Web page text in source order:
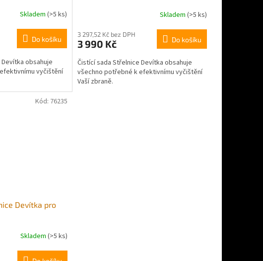
Skladem (>5 ks)
Do košíku
obsahuje
vyčištění
Skladem (>5 ks)
3 297,52 Kč bez DPH
3 990 Kč Do košíku
Čistící sada Střelnice Devítka obsahuje
všechno potřebné k efektivnímu vyčištění
Vaší zbraně.
Devítka pro
Skladem (>5 ks)
Kód: 76235